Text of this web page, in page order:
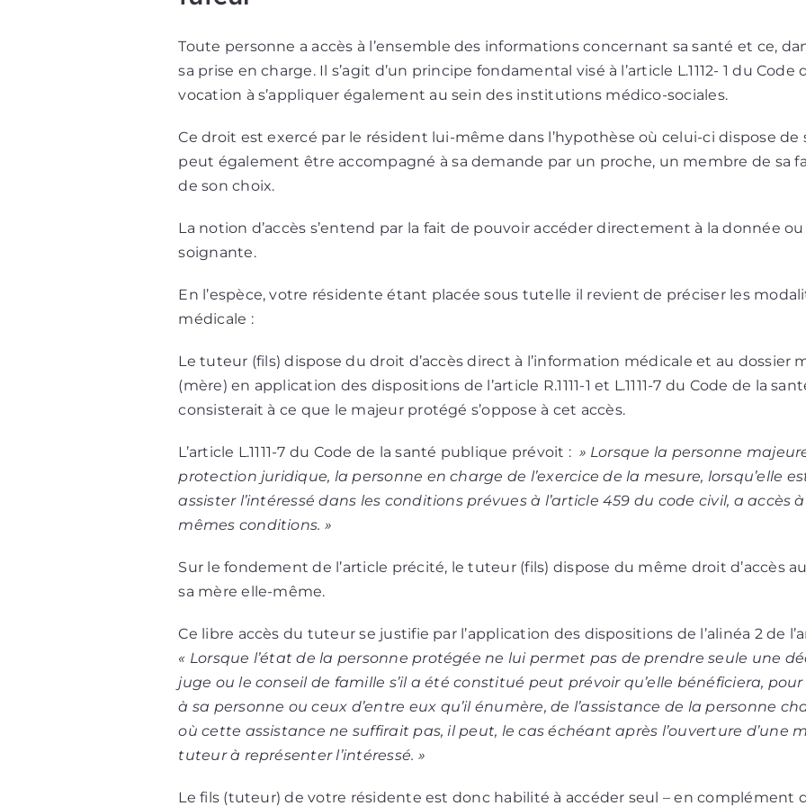
Toute personne a accès à l’ensemble des informations concernant sa santé et ce,
sa prise en charge. Il s’agit d’un principe fondamental visé à l’article L.1112- 1 du
vocation à s’appliquer également au sein des institutions médico-sociales.
Ce droit est exercé par le résident lui-même dans l’hypothèse où celui-ci dispose
peut également être accompagné à sa demande par un proche, un membre de sa
de son choix.
La notion d’accès s’entend par la fait de pouvoir accéder directement à la donnée
soignante.
En l’espèce, votre résidente étant placée sous tutelle il revient de préciser les
médicale :
Le tuteur (fils) dispose du droit d’accès direct à l’information médicale et au dossier
(mère) en application des dispositions de l’article R.1111-1 et L.1111-7 du Code de la
consisterait à ce que le majeur protégé s’oppose à cet accès.
L’article L.1111-7 du Code de la santé publique prévoit : » Lorsque la personne
protection juridique, la personne en charge de l’exercice de la mesure, lorsqu’elle
assister l’intéressé dans les conditions prévues à l’article 459 du code civil, a accès
mêmes conditions. »
Sur le fondement de l’article précité, le tuteur (fils) dispose du même droit d’accès
sa mère elle-même.
Ce libre accès du tuteur se justifie par l’application des dispositions de l’alinéa 2 de
« Lorsque l’état de la personne protégée ne lui permet pas de prendre seule une
juge ou le conseil de famille s’il a été constitué peut prévoir qu’elle bénéficiera,
à sa personne ou ceux d’entre eux qu’il énumère, de l’assistance de la personne
où cette assistance ne suffirait pas, il peut, le cas échéant après l’ouverture d’une
tuteur à représenter l’intéressé. »
Le fils (tuteur) de votre résidente est donc habilité à accéder seul – en complément